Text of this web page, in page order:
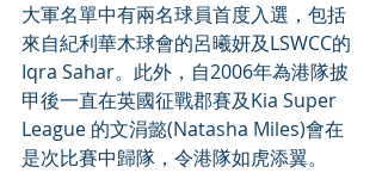
大軍名單中有兩名球員首度入選，包括
來自紀利華木球會的呂曦妍及LSWCC的
Iqra Sahar。此外，自2006年為港隊披
甲後一直在英國征戰郡賽及Kia Super
League 的文涓懿(Natasha Miles)會在
是次比賽中歸隊，令港隊如虎添翼。